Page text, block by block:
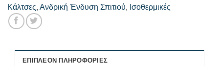
Κάλτσες, Ανδρική Ένδυση Σπιτιού, Ισοθερμικές
ΕΠΙΠΛΈΟΝ ΠΛΗΡΟΦΟΡΊΕΣ